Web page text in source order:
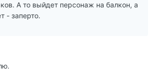
А то выйдет персонаж на балкон, а
- заперто.